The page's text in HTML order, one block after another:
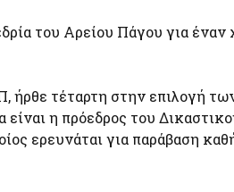
του Αρείου Πάγου για έναν
ήρθε τέταρτη στην επιλογή
η πρόεδρος του
ερευνάται για παράβαση